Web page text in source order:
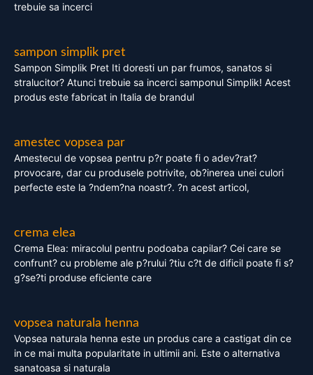
trebuie sa incerci
sampon simplik pret
Sampon Simplik Pret Iti doresti un par frumos, sanatos si
stralucitor? Atunci trebuie sa incerci samponul Simplik! Acest
produs este fabricat in Italia de brandul
amestec vopsea par
Amestecul de vopsea pentru p?r poate fi o adev?rat?
provocare, dar cu produsele potrivite, ob?inerea unei culori
perfecte este la ?ndem?na noastr?. ?n acest articol,
crema elea
Crema Elea: miracolul pentru podoaba capilar? Cei care se
confrunt? cu probleme ale p?rului ?tiu c?t de dificil poate fi s?
g?se?ti produse eficiente care
vopsea naturala henna
Vopsea naturala henna este un produs care a castigat din ce
in ce mai multa popularitate in ultimii ani. Este o alternativa
sanatoasa si naturala